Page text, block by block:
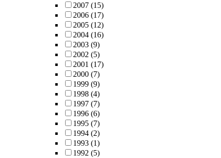
2007 (15)
2006 (17)
2005 (12)
2004 (16)
2003 (9)
2002 (5)
2001 (17)
2000 (7)
1999 (9)
1998 (4)
1997 (7)
1996 (6)
1995 (7)
1994 (2)
1993 (1)
1992 (5)